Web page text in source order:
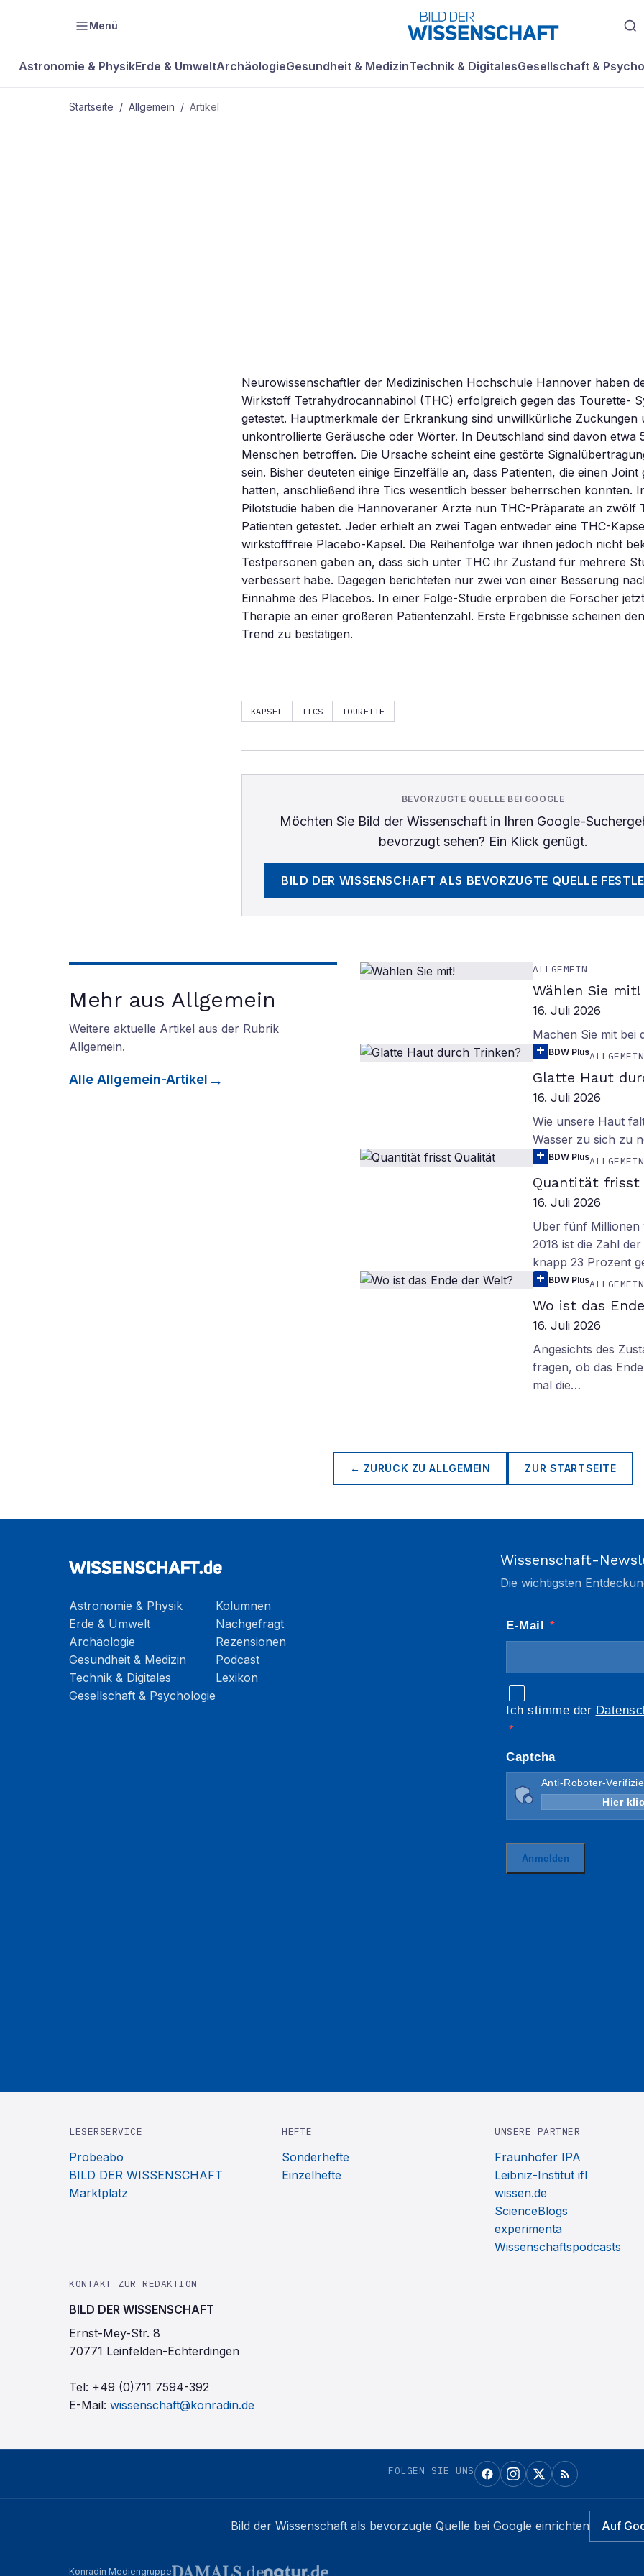
Menü
Astronomie & PhysikErde & UmweltArchäologieGesundheit & MedizinTechnik & DigitalesGesellschaft &
Startseite / Allgemein / Artikel
Neurowissenschaftler der Medizinischen Hochschule Hannover haben
Wirkstoff Tetrahydrocannabinol (THC) erfolgreich gegen das Tourette-
getestet. Hauptmerkmale der Erkrankung sind unwillkürliche Zuckungen
unkontrollierte Geräusche oder Wörter. In Deutschland sind davon etwa
Menschen betroffen. Die Ursache scheint eine gestörte
sein. Bisher deuteten einige Einzelfälle an, dass Patienten, die einen Joint
hatten, anschließend ihre Tics wesentlich besser beherrschen konnten.
Pilotstudie haben die Hannoveraner Ärzte nun THC-Präparate an zwölf
Patienten getestet. Jeder erhielt an zwei Tagen entweder eine THC-
wirkstofffreie Placebo-Kapsel. Die Reihenfolge war ihnen jedoch nicht
Testpersonen gaben an, dass sich unter THC ihr Zustand für mehrere
verbessert habe. Dagegen berichteten nur zwei von einer Besserung
Einnahme des Placebos. In einer Folge-Studie erproben die Forscher
Therapie an einer größeren Patientenzahl. Erste Ergebnisse scheinen
Trend zu bestätigen.
KAPSEL TICS TOURETTE
BEVORZUGTE QUELLE BEI GOOGLE
Möchten Sie Bild der Wissenschaftin Ihren Google-
bevorzugt sehen? Ein Klick genügt.
BILD DER WISSENSCHAFT ALS BEVORZUGTE QUELLE
Mehr aus Allgemein
Weitere aktuelle Artikel aus der Rubrik
Allgemein.
Alle Allgemein-Artikel
ALLGEMEIN
Wählen Sie mit!
16. Juli 2026
Machen Sie mit bei
BDW PlusALLGEMEIN
Glatte Haut
16. Juli 2026
Wie unsere Haut
Wasser zu sich zu
BDW PlusALLGEMEIN
Quantität frisst
16. Juli 2026
Über fünf Millionen
2018 ist die Zahl
knapp 23 Prozent
BDW PlusALLGEMEIN
Wo ist das
16. Juli 2026
Angesichts des
fragen, ob das
mal die…
← ZURÜCK ZUALLGEMEIN ZUR STARTSEITE
Astronomie & Physik
Erde & Umwelt
Archäologie
Gesundheit & Medizin
Technik & Digitales
Gesellschaft & Psychologie
Kolumnen
Nachgefragt
Rezensionen
Podcast
Lexikon
Wissenschaft-
Die wichtigsten
LESERSERVICE
Probeabo
BILD DER WISSENSCHAFT
Marktplatz
HEFTE
Sonderhefte
Einzelhefte
UNSERE PARTNER
Fraunhofer IPA
Leibniz-Institut ifl
wissen.de
ScienceBlogs
experimenta
Wissenschaftspodcasts
KONTAKT ZUR REDAKTION
BILD DER WISSENSCHAFT
Ernst-Mey-Str. 8
70771 Leinfelden-Echterdingen
Tel: +49 (0)711 7594-392
E-Mail: wissenschaft@konradin.de
FOLGEN SIE UNS
Bild der Wissenschaft als bevorzugte Quelle bei Google einrichten Auf
Konradin Mediengruppe